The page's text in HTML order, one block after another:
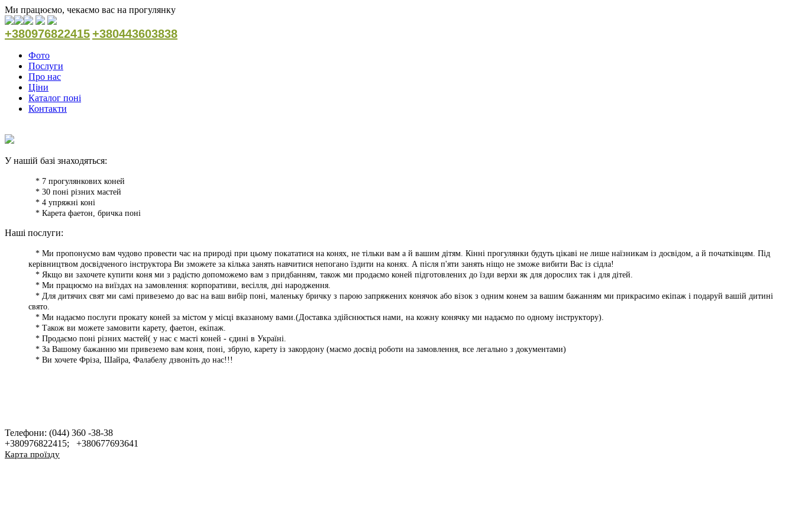
Ми працюємо, чекаємо вас на прогулянку
+380976822415+380443603838
Фото
Послуги
Про нас
Ціни
Каталог поні
Контакти
У нашій базі знаходяться:
* 7 прогулянкових коней
* 30 поні різних мастей
* 4 упряжні коні
* Карета фаетон, бричка поні
Наші послуги:
* Ми пропонуємо вам чудово провести час на природі при цьому покататися на конях, не тільки вам а й вашим дітям. Кінні прогулянки будуть цікаві не лише наїзникам із досвідом, а й початківцям. Під
керівництвом досвідченого інструктора Ви зможете за кілька занять навчитися непогано їздити на конях. А після п'яти занять ніщо не зможе вибити Вас із сідла!
* Якщо ви захочете купити коня ми з радістю допоможемо вам з придбанням, також ми продаємо коней підготовлених до їзди верхи як для дорослих так і для дітей.
* Ми працюємо на виїздах на замовлення: корпоративи, весілля, дні народження.
* Для дитячих свят ми самі привеземо до вас на ваш вибір поні, маленьку бричку з парою запряжених конячок або візок з одним конем за вашим бажанням ми прикрасимо екіпаж і подаруй вашій дитині
свято.
* Ми надаємо послуги прокату коней за містом у місці вказаному вами.(Доставка здійснюється нами, на кожну конячку ми надаємо по одному інструктору).
* Також ви можете замовити карету, фаетон, екіпаж.
* Продаємо поні різних мастей( у нас є масті коней - єдині в Україні.
* За Вашому бажанню ми привеземо вам коня, поні, збрую, карету із закордону (маємо досвід роботи на замовлення, все легально з документами)
* Ви хочете Фріза, Шайра, Фалабелу дзвоніть до нас!!!
Телефони: (044) 360 -38-38
+380976822415; +380677693641
Карта проїзду